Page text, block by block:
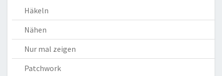
Häkeln
Nähen
Nur mal zeigen
Patchwork